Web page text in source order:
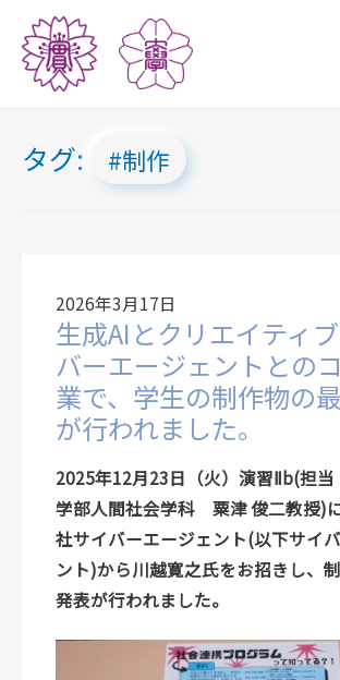
タグ: 制作
2026年3月17日
生成AIとクリエイティ
バーエージェントとの
業で、学生の制作物の
が行われました。
2025年12月23日（火）演習Ⅱb(担
学部人間社会学科 粟津 俊二教授)
社サイバーエージェント(以下サイ
ント)から川越寛之氏をお招きし、
発表が行われました。